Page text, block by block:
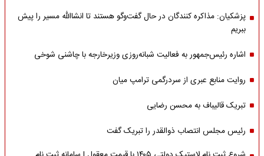
پزشکیان: مذاکره کنندگان در حال گفت‌وگو هستند تا انشاالله مسیر را پیش
ببریم
اشاره‌ رئیس‌جمهور به فعالیت شبانه‌روزی وزیر‌خارجه با چاشنی شوخی
روایت منابع عبری از سردرگمی ترامپ میان
تبریک قالیباف به محسن رضایی
رئیس مجلس انتصاب ذوالقدر را تبریک گفت